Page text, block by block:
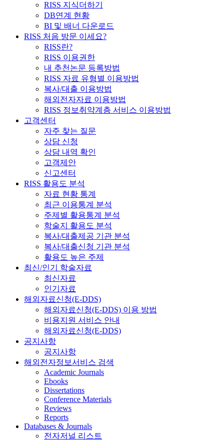
RISS 지식더하기
DB연계 현황
BI 및 배너 다운로드
RISS 처음 방문 이세요?
RISS란?
RISS 이용권한
내 추천논문 등록방법
RISS 자료 유형별 이용방법
복사/대출 이용방법
해외전자자료 이용방법
RISS 정보취약계층 서비스 이용방법
고객센터
자주 찾는 질문
상담 신청
상담 내역 확인
고객제안
신고센터
RISS 활용도 분석
자료 현황 통계
최근 이용통계 분석
주제별 활용통계 분석
학술지 활용도 분석
복사/대출제공 기관 분석
복사/대출신청 기관 분석
활용도 높은 주제
최신/인기 학술자료
최신자료
인기자료
해외자료신청(E-DDS)
해외자료신청(E-DDS) 이용 방법
비용지원 서비스 안내
해외자료신청(E-DDS)
공지사항
공지사항
해외전자정보서비스 검색
Academic Journals
Ebooks
Dissertations
Conference Materials
Reviews
Reports
Databases & Journals
전자저널 리스트